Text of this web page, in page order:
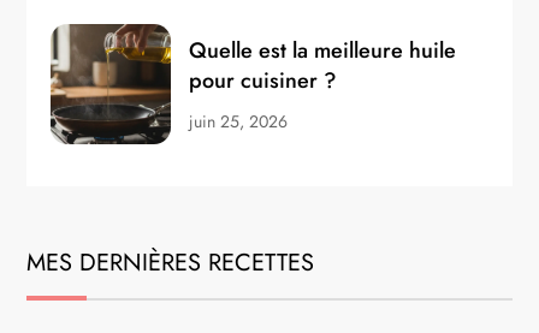
Quelle est la meilleure huile
pour cuisiner ?
juin 25, 2026
MES DERNIÈRES RECETTES